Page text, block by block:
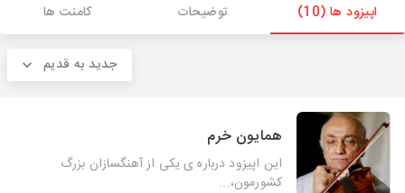
اپیزود ها (10)
توضیحات کامنت ها
جدید به قدیم
همایون خرم
این اپیزود درباره ی یکی از آهنگسازان بزرگ
کشورمون،...